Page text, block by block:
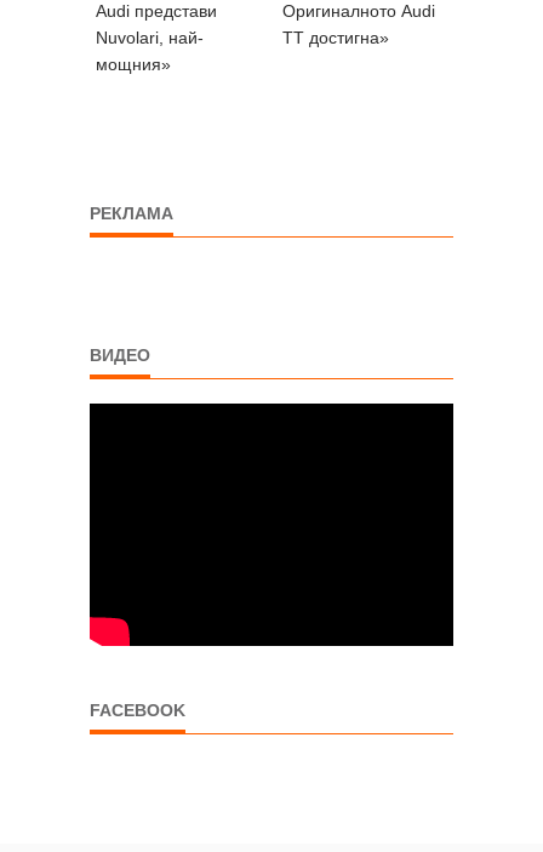
Audi представи
Nuvolari, най-
мощния»
Оригиналното Audi
TT достигна»
РЕКЛАМА
ВИДЕО
FACEBOOK